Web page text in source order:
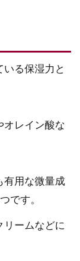
いる保湿力と
オレイン酸な
有用な微量成
です。
リームなどに